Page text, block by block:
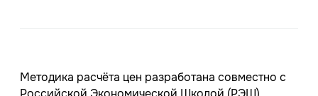
Методика расчёта цен разработана совместно с